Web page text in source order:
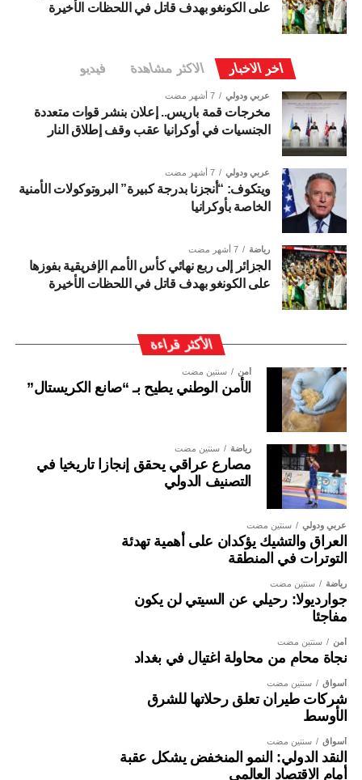
على الكونغو بهدف قاتل في اللحظات الأخيرة
اخر الاخبار الاكثر مشاهدة فيديو
عربي ودولي 7 أشهر مضت
مخرجات قمة باريس.. إعلان بنشر قوات متعددة
الجنسيات في أوكرانيا عقب وقف إطلاق النار
عربي ودولي 7 أشهر مضت
ويتكوف: “أنجزنا بدرجة كبيرة” البروتوكولات الأمنية
الخاصة بأوكرانيا
رياضة 7 أشهر مضت
الجزائر إلى ربع نهائي كأس الأمم الإفريقية بفوزها
على الكونغو بهدف قاتل في اللحظات الأخيرة
الأكثر قراءة
أمن سنتين مضت
الأمن الوطني يطيح بـ “صانع الكريستال”
رياضة سنتين مضت
مصارع عراقي يحقق إنجازا تاريخيا في
التصنيف الدولي
عربي ودولي سنتين مضت
العراق والتشيك يؤكدان على أهمية تهدئة
التوترات في المنطقة
رياضة سنتين مضت
جوارديولا: رحيلي عن السيتي لن يكون
مفاجئا
أمن سنتين مضت
نجاة محامٍ من محاولة اغتيال في بغداد
أسواق سنتين مضت
شركات طيران تعلق رحلاتها للشرق
الأوسط
أسواق سنتين مضت
النقد الدولي: النمو المنخفض يشكل عقبة
أمام الاقتصاد العالمي